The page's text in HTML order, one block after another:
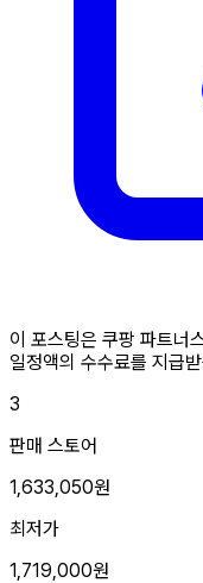
이 포스팅은 쿠팡 파트너
일정액의 수수료를 지급
3
판매 스토어
1,633,050원
최저가
1,719,000원